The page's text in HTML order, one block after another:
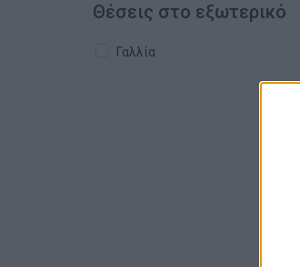
Θέσεις στο εξωτερικό
Γαλλία